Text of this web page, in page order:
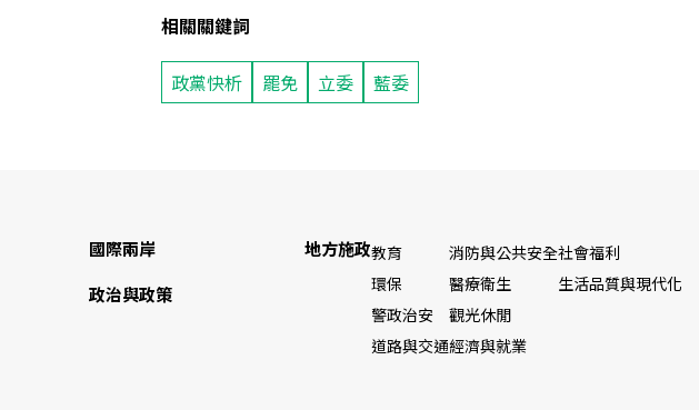
相關關鍵詞
政黨快析 罷免 立委 藍委
國際兩岸
政治與政策
地方施政教育
環保
警政治安
道路與交通
消防與公共安全
醫療衛生
觀光休閒
經濟與就業
社會福利
生活品質與現代化